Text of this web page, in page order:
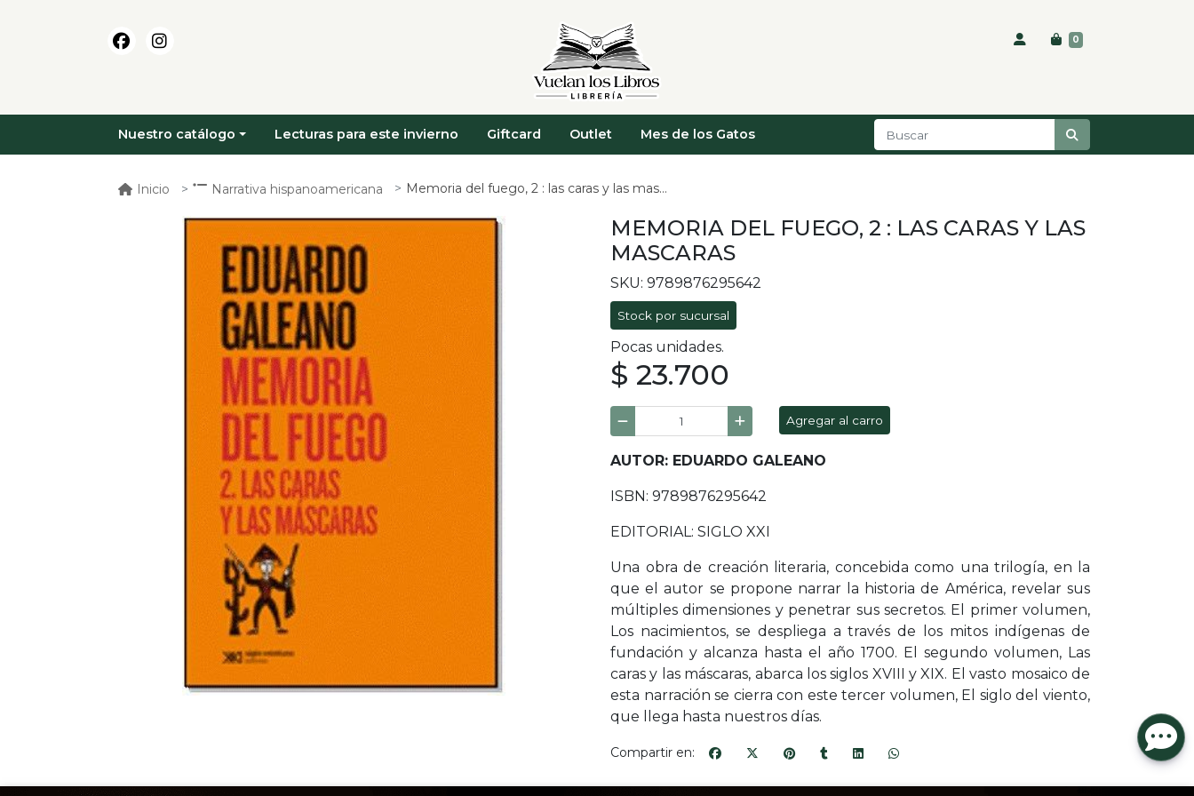
0
Nuestro catálogo Lecturas para este invierno Giftcard Outlet Mes de los Gatos
Inicio Narrativa hispanoamericana Memoria del fuego, 2 : las caras y las mascaras
MEMORIA DEL FUEGO, 2 : LAS CARAS Y LAS
MASCARAS
SKU: 9789876295642
Stock por sucursal
Pocas unidades.
$ 23.700
Agregar al carro
AUTOR: EDUARDO GALEANO
ISBN: 9789876295642
EDITORIAL: SIGLO XXI
Una obra de creación literaria, concebida como una trilogía, en la
que el autor se propone narrar la historia de América, revelar sus
múltiples dimensiones y penetrar sus secretos. El primer volumen,
Los nacimientos, se despliega a través de los mitos indígenas de
fundación y alcanza hasta el año 1700. El segundo volumen, Las
caras y las máscaras, abarca los siglos XVIII y XIX. El vasto mosaico de
esta narración se cierra con este tercer volumen, El siglo del viento,
que llega hasta nuestros días.
Compartir en: